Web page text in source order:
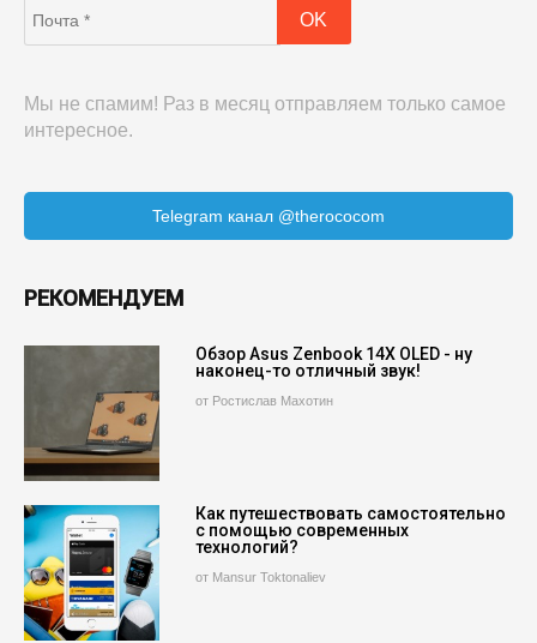
Мы не спамим! Раз в месяц отправляем только самое
интересное.
Telegram канал @therococom
РЕКОМЕНДУЕМ
Обзор Asus Zenbook 14X OLED - ну
наконец-то отличный звук!
от Ростислав Махотин
Как путешествовать самостоятельно
с помощью современных
технологий?
от Mansur Toktonaliev